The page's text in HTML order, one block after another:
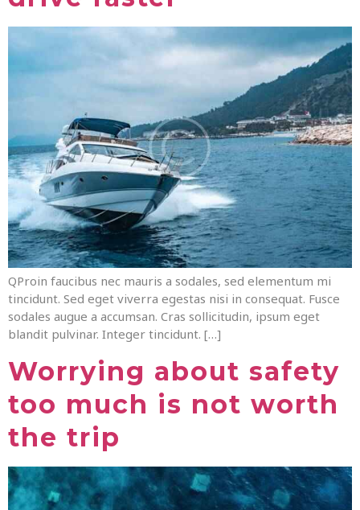
QProin faucibus nec mauris a sodales, sed elementum mi
tincidunt. Sed eget viverra egestas nisi in consequat. Fusce
sodales augue a accumsan. Cras sollicitudin, ipsum eget
blandit pulvinar. Integer tincidunt. […]
Worrying about safety
too much is not worth
the trip